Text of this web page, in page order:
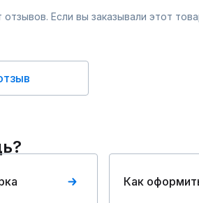
отзывов. Если вы заказывали этот
Как